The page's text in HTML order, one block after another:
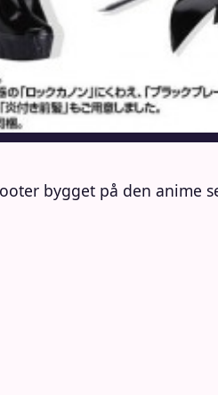
bygget på den anime